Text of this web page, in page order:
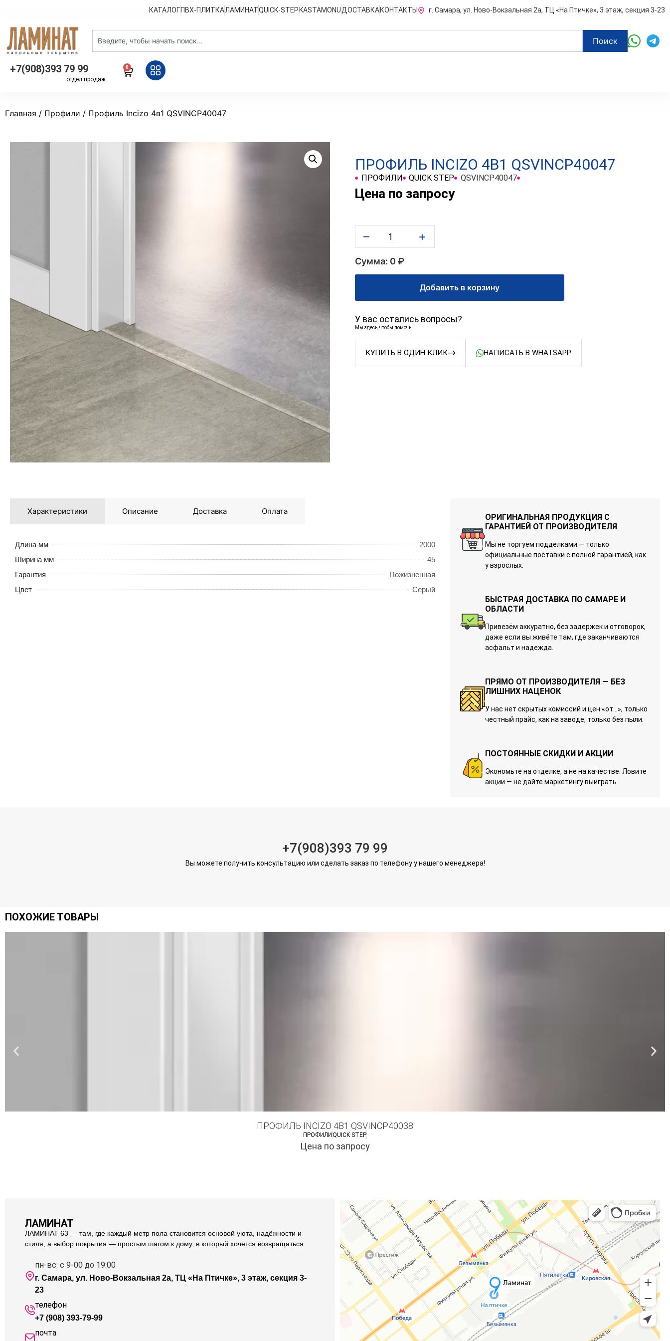
КАТАЛОГ ПВХ-ПЛИТКАЛАМИНАТQUICK-STEP KASTAMONUДОСТАВКА КОНТАКТЫ г. Самара, ул. Ново-Вокзальная 2а, ТЦ «На Птичке», 3 этаж, секция 3-23
Поиск
+7(908)393 79 99
отдел продаж
0
Главная / Профили / Профиль Incizo 4в1 QSVINCP40047
ПРОФИЛЬ INCIZO 4В1 QSVINCP40047
ПРОФИЛИ QUICK STEP QSVINCP40047
Цена по запросу
– +
Сумма: 0 ₽
Добавить в корзину
У вас остались вопросы?
Мы здесь, чтобы помочь
КУПИТЬ В ОДИН КЛИК НАПИСАТЬ В WHATSAPP
Характеристики Описание Доставка Оплата
Длина мм
2000
Ширина мм
45
Гарантия
Пожизненная
Цвет
Серый
ОРИГИНАЛЬНАЯ ПРОДУКЦИЯ С
ГАРАНТИЕЙ ОТ ПРОИЗВОДИТЕЛЯ
Мы не торгуем подделками — только
официальные поставки с полной гарантией, как
у взрослых.
БЫСТРАЯ ДОСТАВКА ПО САМАРЕ И
ОБЛАСТИ
Привезём аккуратно, без задержек и отговорок,
даже если вы живёте там, где заканчиваются
асфальт и надежда.
ПРЯМО ОТ ПРОИЗВОДИТЕЛЯ — БЕЗ
ЛИШНИХ НАЦЕНОК
У нас нет скрытых комиссий и цен «от…», только
честный прайс, как на заводе, только без пыли.
ПОСТОЯННЫЕ СКИДКИ И АКЦИИ
Экономьте на отделке, а не на качестве. Ловите
акции — не дайте маркетингу выиграть.
+7(908)393 79 99
Вы можете получить консультацию или сделать заказ по телефону у нашего менеджера!
ПОХОЖИЕ ТОВАРЫ
ПРОФИЛЬ INCIZO 4В1 QSVINCP40038
ПРОФИЛИ QUICK STEP
Цена по запросу
ЛАМИНАТ
ЛАМИНАТ 63 — там, где каждый метр пола становится основой уюта, надёжности и
стиля, а выбор покрытия — простым шагом к дому, в который хочется возвращаться.
пн-вс: с 9-00 до 19:00
г. Самара, ул. Ново-Вокзальная 2а, ТЦ «На Птичке», 3 этаж, секция 3-
23
телефон
+7 (908) 393-79-99
почта